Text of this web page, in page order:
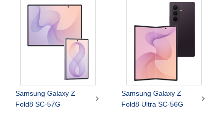
Samsung Galaxy Z
Fold8 SC-57G

Samsung Galaxy Z
Fold8 Ultra SC-56G
